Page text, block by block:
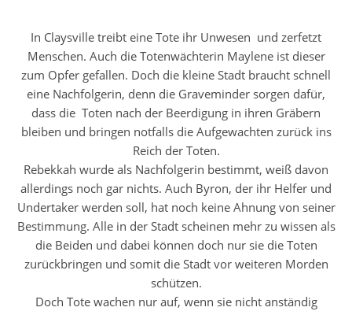
In Claysville treibt eine Tote ihr Unwesen und zerfetzt
Menschen. Auch die Totenwächterin Maylene ist dieser
zum Opfer gefallen. Doch die kleine Stadt braucht schnell
eine Nachfolgerin, denn die Graveminder sorgen dafür,
dass die Toten nach der Beerdigung in ihren Gräbern
bleiben und bringen notfalls die Aufgewachten zurück ins
Reich der Toten.
Rebekkah wurde als Nachfolgerin bestimmt, weiß davon
allerdings noch gar nichts. Auch Byron, der ihr Helfer und
Undertaker werden soll, hat noch keine Ahnung von seiner
Bestimmung. Alle in der Stadt scheinen mehr zu wissen als
die Beiden und dabei können doch nur sie die Toten
zurückbringen und somit die Stadt vor weiteren Morden
schützen.
Doch Tote wachen nur auf, wenn sie nicht anständig